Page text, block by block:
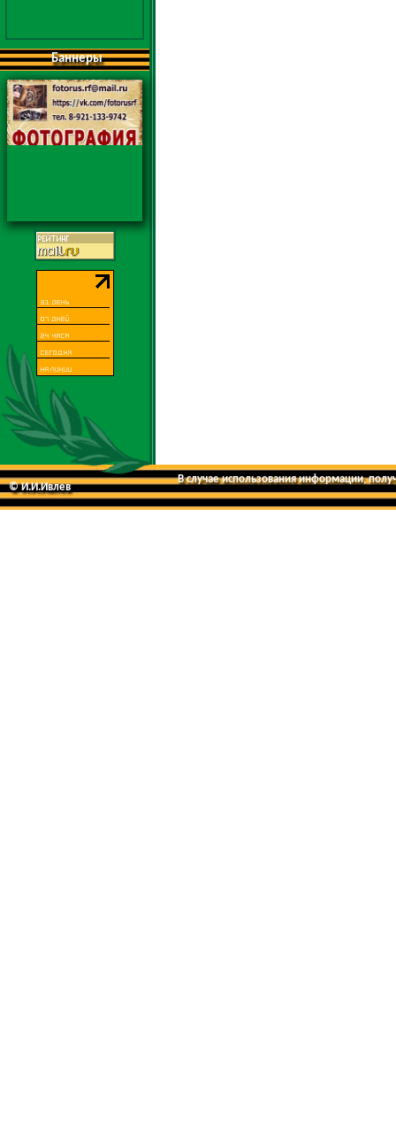
Баннеры
© И.И.Ивлев
В случае использования информации,